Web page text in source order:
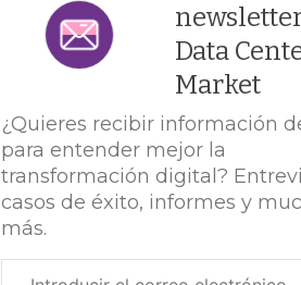
Data
Market
¿Quieres recibir información
para entender mejor la
transformación digital?
casos de éxito, informes y
más.